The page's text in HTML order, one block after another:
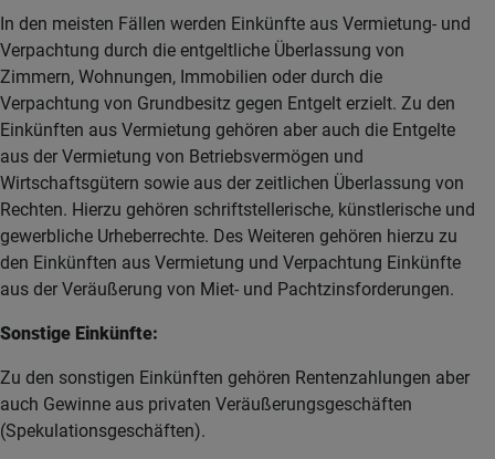
In den meisten Fällen werden Einkünfte aus Vermietung- und
Verpachtung durch die entgeltliche Überlassung von
Zimmern, Wohnungen, Immobilien oder durch die
Verpachtung von Grundbesitz gegen Entgelt erzielt. Zu den
Einkünften aus Vermietung gehören aber auch die Entgelte
aus der Vermietung von Betriebsvermögen und
Wirtschaftsgütern sowie aus der zeitlichen Überlassung von
Rechten. Hierzu gehören schriftstellerische, künstlerische und
gewerbliche Urheberrechte. Des Weiteren gehören hierzu zu
den Einkünften aus Vermietung und Verpachtung Einkünfte
aus der Veräußerung von Miet- und Pachtzinsforderungen.
Sonstige Einkünfte:
Zu den sonstigen Einkünften gehören Rentenzahlungen aber
auch Gewinne aus privaten Veräußerungsgeschäften
(Spekulationsgeschäften).